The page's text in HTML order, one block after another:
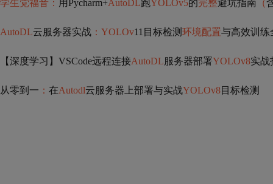
学生党福音： 用Pycharm+AutoDL跑YOLOv5的完整避坑指南 （
AutoDL云服务器实战 ：YOLOv11目标检测环境配置与高效训练
【深度学习】VSCode远程连接AutoDL服务器部署YOLOv8实战
从零到一 ： 在Autodl云服务器上部署与实战YOLOv8目标检测